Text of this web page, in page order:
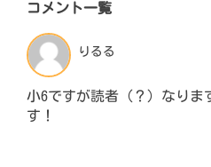
コメント一覧
りるる
小6ですが読者（？）なりま
す！